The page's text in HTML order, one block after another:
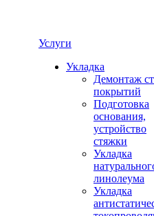
Услуги
Укладка
Демонтаж
покрытий
Подготовка
основания,
устройство
стяжки
Укладка
линолеума
Укладка